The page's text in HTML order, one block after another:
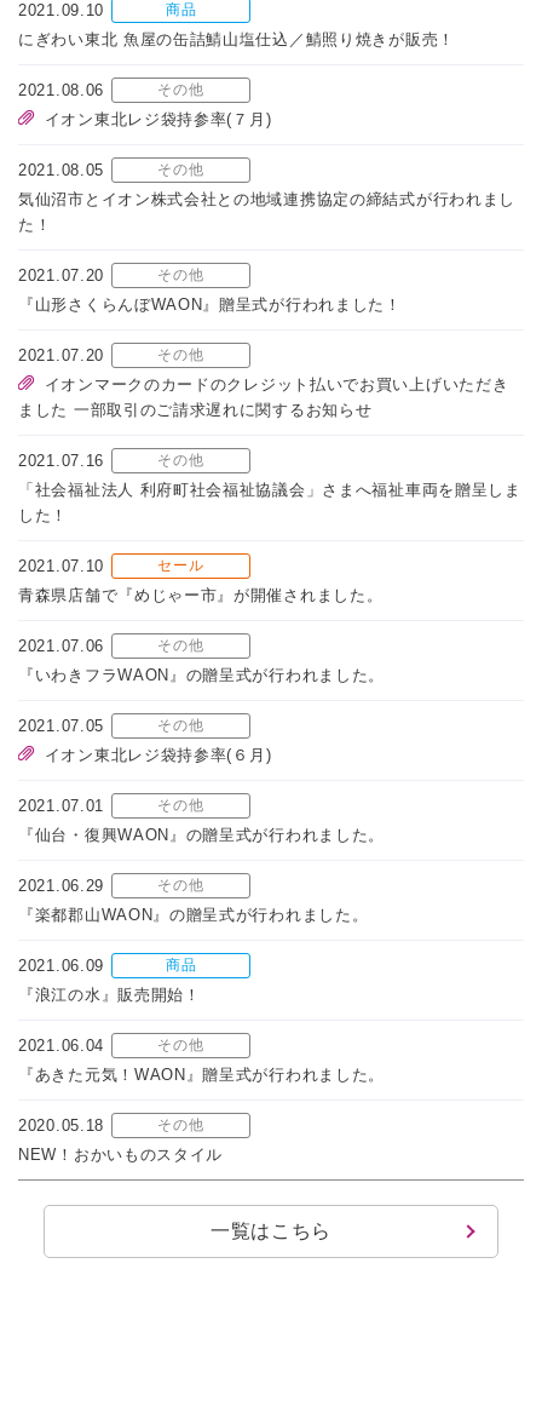
2021.09.10 商品
にぎわい東北 魚屋の缶詰鯖山塩仕込／鯖照り焼きが販売！
2021.08.06 その他
イオン東北レジ袋持参率(７月)
2021.08.05 その他
気仙沼市とイオン株式会社との地域連携協定の締結式が行われまし
た！
2021.07.20 その他
『山形さくらんぼWAON』贈呈式が行われました！
2021.07.20 その他
イオンマークのカードのクレジット払いでお買い上げいただき
ました 一部取引のご請求遅れに関するお知らせ
2021.07.16 その他
「社会福祉法人 利府町社会福祉協議会」さまへ福祉車両を贈呈しま
した！
2021.07.10 セール
青森県店舗で『めじゃー市』が開催されました。
2021.07.06 その他
『いわきフラWAON』の贈呈式が行われました。
2021.07.05 その他
イオン東北レジ袋持参率(６月)
2021.07.01 その他
『仙台・復興WAON』の贈呈式が行われました。
2021.06.29 その他
『楽都郡山WAON』の贈呈式が行われました。
2021.06.09 商品
『浪江の水』販売開始！
2021.06.04 その他
『あきた元気！WAON』贈呈式が行われました。
2020.05.18 その他
NEW！おかいものスタイル
一覧はこちら